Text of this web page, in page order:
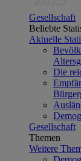
Gesellschaft
Beliebte
Aktuelle
Die
Gesellschaft
Themen
Weitere